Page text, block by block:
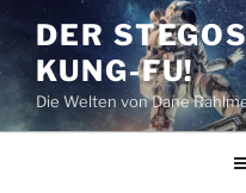
Zum
Inhalt
springen
DER
KUNG-FU!
Die Welten von Dane